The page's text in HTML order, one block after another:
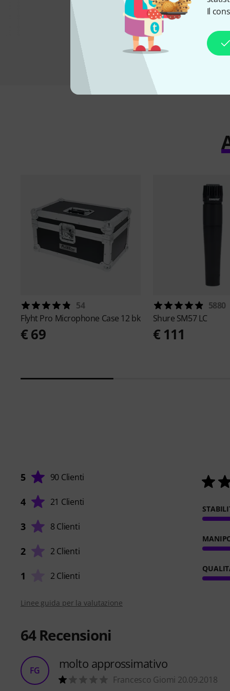
Il
€ 69
54
Flyht Pro Microphone Case 12 bk
€ 69
5880
Shure SM57 LC
€ 111
5 90 Clienti
4 21 Clienti
3 8 Clienti
2 2 Clienti
1 2 Clienti
Linee guida per la valutazione
64Recensioni
FG molto approssimativo
Francesco Giomi 20.09.2018